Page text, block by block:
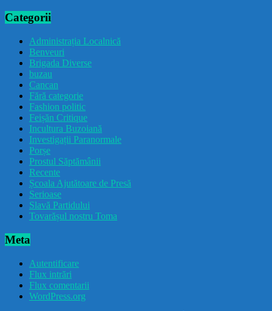
Categorii
Administrația Localnică
Benveuri
Brigada Diverse
buzau
Cancan
Fără categorie
Fashion politic
Feișăn Critique
Incultura Buzoiană
Investigații Paranormale
Porșe
Prostul Săptămânii
Recente
Școala Ajutătoare de Presă
Serioase
Slavă Partidului
Tovarășul nostru Toma
Meta
Autentificare
Flux intrări
Flux comentarii
WordPress.org